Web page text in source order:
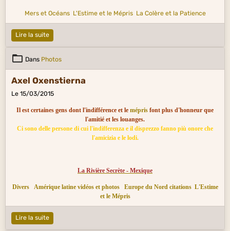
Mers et Océans L'Estime et le Mépris La Colère et la Patience
Lire la suite
Dans Photos
Axel Oxenstierna
Le 15/03/2015
Il est certaines gens dont l'indifférence et le mépris font plus d'honneur que
l'amitié et les louanges.
Ci sono delle persone di cui l'indifferenza e il disprezzo fanno più onore che
l'amicizia e le lodi.
La Rivière Secrète - Mexique
Divers Amérique latine vidéos et photos Europe du Nord citations L'Estime
et le Mépris
Lire la suite